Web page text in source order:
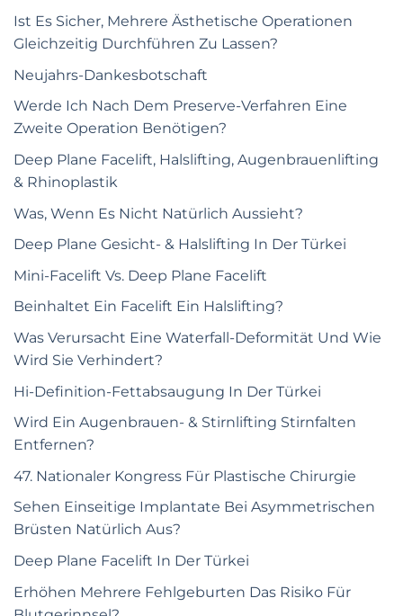
Ist Es Sicher, Mehrere Ästhetische Operationen
Gleichzeitig Durchführen Zu Lassen?
Neujahrs-Dankesbotschaft
Werde Ich Nach Dem Preserve-Verfahren Eine
Zweite Operation Benötigen?
Deep Plane Facelift, Halslifting, Augenbrauenlifting
& Rhinoplastik
Was, Wenn Es Nicht Natürlich Aussieht?
Deep Plane Gesicht- & Halslifting In Der Türkei
Mini-Facelift Vs. Deep Plane Facelift
Beinhaltet Ein Facelift Ein Halslifting?
Was Verursacht Eine Waterfall-Deformität Und Wie
Wird Sie Verhindert?
Hi-Definition-Fettabsaugung In Der Türkei
Wird Ein Augenbrauen- & Stirnlifting Stirnfalten
Entfernen?
47. Nationaler Kongress Für Plastische Chirurgie
Sehen Einseitige Implantate Bei Asymmetrischen
Brüsten Natürlich Aus?
Deep Plane Facelift In Der Türkei
Erhöhen Mehrere Fehlgeburten Das Risiko Für